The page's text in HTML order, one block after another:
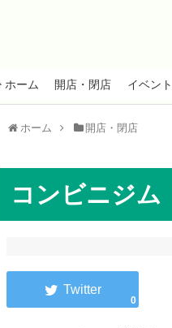
ホーム 開店・閉店 イベント
ホーム 開店・閉店
コンビニジム
0